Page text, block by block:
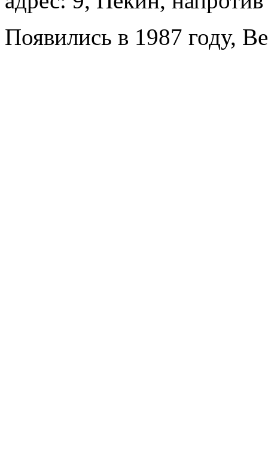
Появились в 1987 году,